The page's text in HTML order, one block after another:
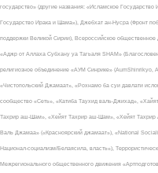
государство» (другие названия: «Исламское
Государство Ирака и Шама»), Джебхат ан-Нусра (Фронт
поддержки Великой Сирии), Всероссийское
«Аджр от Аллаха Субхану уа Тагьаля SHAM»
религиозное объединение «АУМ Синрике»
«Чистопольский Джамаат», «Рохнамо ба суи давлати
сообщество «Сеть», «Катиба Таухид валь-Джихад»,
Тахрир аш-Шам», «Хейят Тахрир аш-Шам», «Хейят
Валь Джамаа» («Красноярский джамаат»), «National
Национал-социализм/Белаясила, власть»),
Межрегионального общественного движения